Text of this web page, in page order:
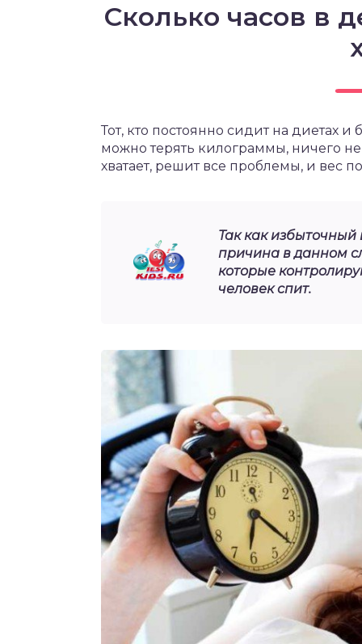
Сколько часов в
Тот, кто постоянно сидит на диетах
можно терять килограммы, ничего
хватает, решит все проблемы, и вес
Так как избыточный
причина в данном
которые
человек спит.